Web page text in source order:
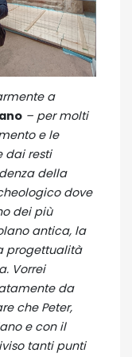
a
– per molti
e le
dai resti
della
dove
dei più
antica, la
progettualità
Vorrei
da
che Peter,
e con il
tanti punti